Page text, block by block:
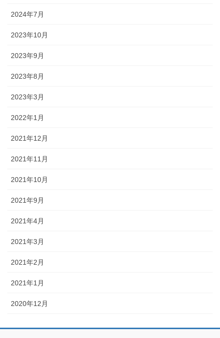
2024年7月
2023年10月
2023年9月
2023年8月
2023年3月
2022年1月
2021年12月
2021年11月
2021年10月
2021年9月
2021年4月
2021年3月
2021年2月
2021年1月
2020年12月